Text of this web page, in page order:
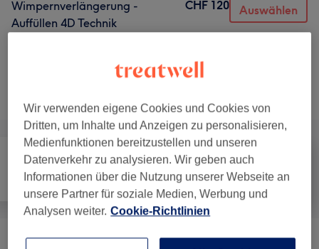
Wimpernverlängerung -
Auffüllen 4D Technik
CHF 120 Auswählen
Nicht gefunden wonach du gesucht hast?
Alle Nägel Gesicht
Wir verwenden eigene Cookies und Cookies von
Dritten, um Inhalte und Anzeigen zu personalisieren,
Medienfunktionen bereitzustellen und unseren
Datenverkehr zu analysieren. Wir geben auch
Informationen über die Nutzung unserer Webseite an
unsere Partner für soziale Medien, Werbung und
Analysen weiter. Cookie-Richtlinien